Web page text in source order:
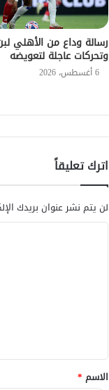
رسالة وداع من الأهلي
وتحركات عاجلة لتعويضه
6 أغسطس، 2026
اترك تعليقاً
لن يتم نشر عنوان بريدك
ق
*
الاسم *